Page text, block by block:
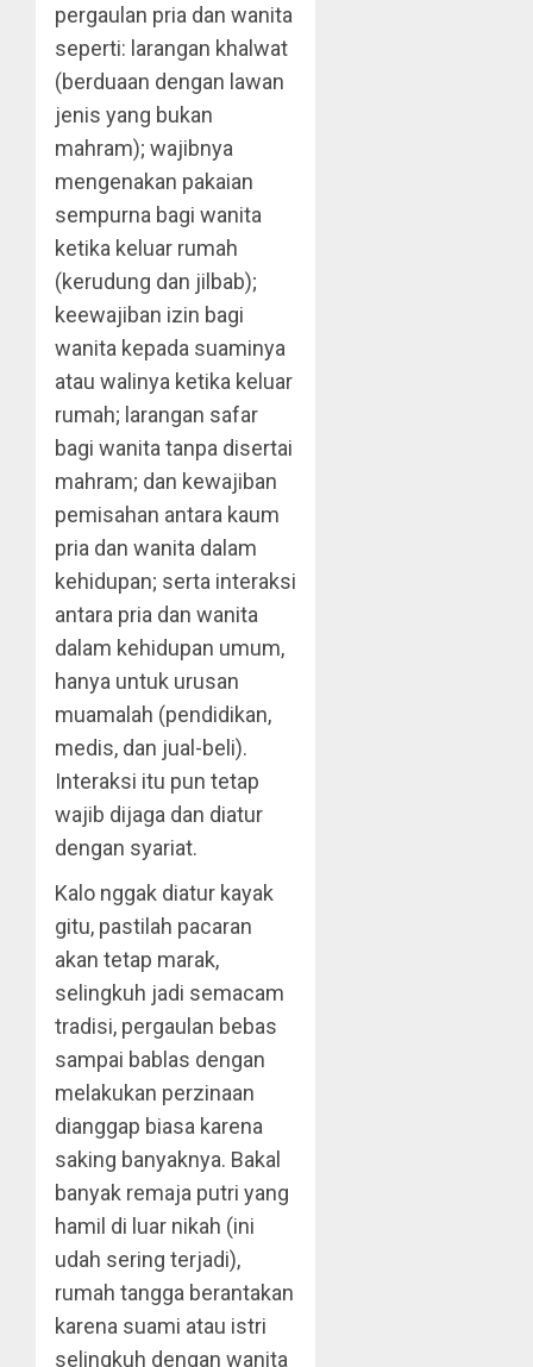
pergaulan pria dan wanita
seperti: larangan khalwat
(berduaan dengan lawan
jenis yang bukan
mahram); wajibnya
mengenakan pakaian
sempurna bagi wanita
ketika keluar rumah
(kerudung dan jilbab);
keewajiban izin bagi
wanita kepada suaminya
atau walinya ketika keluar
rumah; larangan safar
bagi wanita tanpa disertai
mahram; dan kewajiban
pemisahan antara kaum
pria dan wanita dalam
kehidupan; serta interaksi
antara pria dan wanita
dalam kehidupan umum,
hanya untuk urusan
muamalah (pendidikan,
medis, dan jual-beli).
Interaksi itu pun tetap
wajib dijaga dan diatur
dengan syariat.
Kalo nggak diatur kayak
gitu, pastilah pacaran
akan tetap marak,
selingkuh jadi semacam
tradisi, pergaulan bebas
sampai bablas dengan
melakukan perzinaan
dianggap biasa karena
saking banyaknya. Bakal
banyak remaja putri yang
hamil di luar nikah (ini
udah sering terjadi),
rumah tangga berantakan
karena suami atau istri
selingkuh dengan wanita